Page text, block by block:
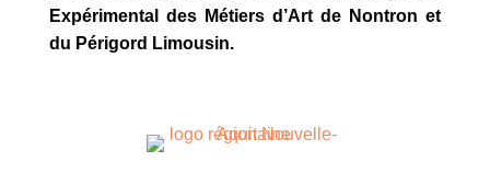
Expérimental des Métiers d’Art de Nontron et
du Périgord Limousin.